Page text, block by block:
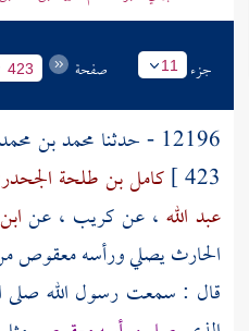
جزء 11 صفحة 423
12196 - حدثنا محمد بن
423 ] كامل بن طلحة
عبد الله ، عنكريب ، عن
الحارثيصلي ورأسه معقوص
قال : سمعت رسول الله صلى